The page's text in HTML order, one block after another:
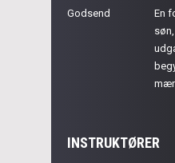
Godsend
En
INSTRUKTØRER